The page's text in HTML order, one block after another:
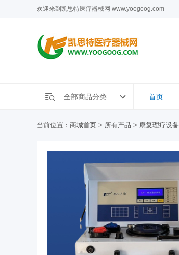
欢迎来到凯思特医疗器械网 www.yoogoog.com
全部商品分类 首页
当前位置： 商城首页 > 所有产品 > 康复理疗设备